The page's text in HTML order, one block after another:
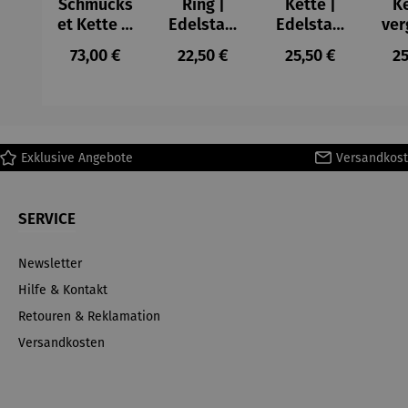
Schmucks
et Kette &
Ring &
Ohrringe |
aqua
Regulärer Preis:
73,00 €
Ring |
Edelstahl
| Bohemia
aqua
Regulärer Preis:
22,50 €
Kette |
Edelstahl
| 03
Bohemia
Regulärer Preis:
25,50 €
Exklusive Angebote
SERVICE
Newsletter
Hilfe & Kontakt
Retouren & Reklamation
Versandkosten